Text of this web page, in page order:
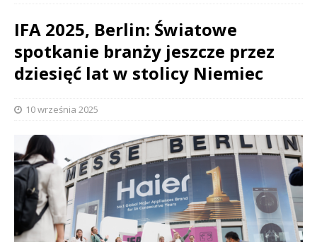
IFA 2025, Berlin: Światowe
spotkanie branży jeszcze przez
dziesięć lat w stolicy Niemiec
10 września 2025